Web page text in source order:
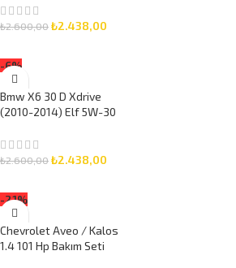
Yağlı Bakım Seti 3 Parça
Set
₺2.600,00₺2.438,00
-6%
Bmw X6 30 D Xdrive
(2010-2014) Elf 5W-30
Bakım Seti 3 Parça Set
₺2.600,00₺2.438,00
-21%
Chevrolet Aveo / Kalos
1.4 101 Hp Bakım Seti